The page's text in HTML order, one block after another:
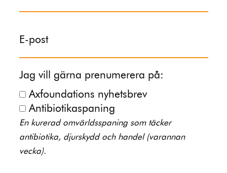
E-post
Jag vill gärna prenumerera på:
Axfoundations nyhetsbrev
Antibiotikaspaning
En kurerad omvärldsspaning som täcker
antibiotika, djurskydd och handel (varannan
vecka).